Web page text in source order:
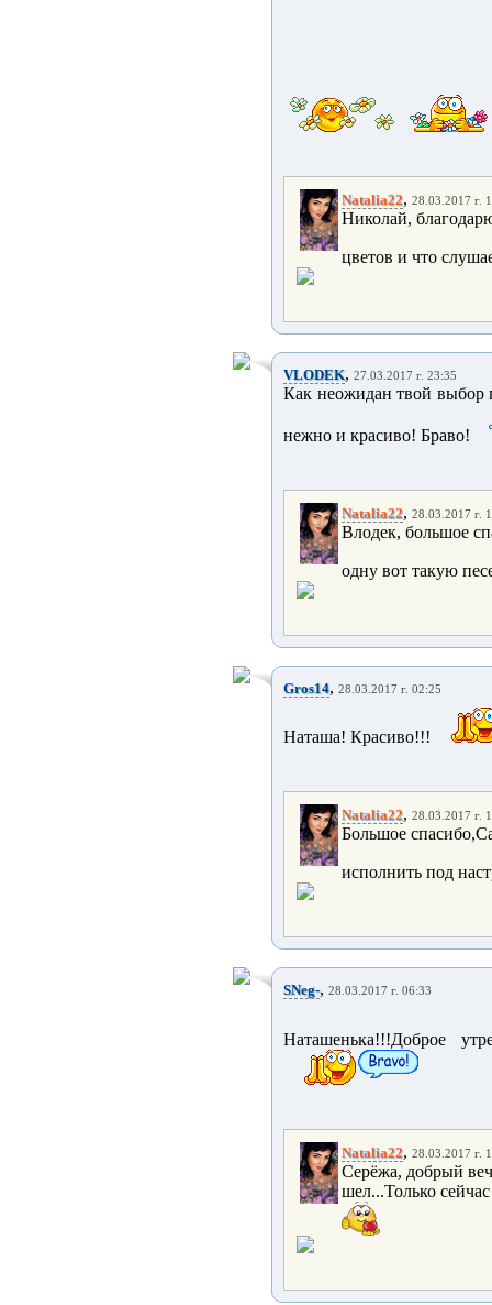
Natalia22, 28.03.2017 г.
Николай,
цветов и что
VLODEK, 27.03.2017 г. 23:35
Как неожидан твой выбор
нежно и красиво! Браво!
Natalia22, 28.03.2017 г.
Влодек, большое
одну вот такую
Gros14, 28.03.2017 г. 02:25
Наташа! Красиво!!!
Natalia22, 28.03.2017 г.
Большое
исполнить под
SNeg-, 28.03.2017 г. 06:33
Наташенька!!!Доброе
Natalia22, 28.03.2017 г.
Серёжа, добрый
шел...Только